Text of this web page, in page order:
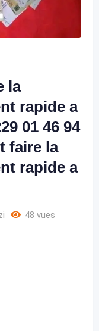
la
rapide a
01 46 94
faire la
rapide a
48 vues